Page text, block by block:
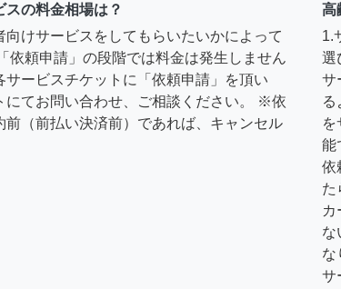
の料金相場は？
向けサービスをしてもらいたいかによって
依頼申請」の段階では料金は発生しません
サービスチケットに「依頼申請」を頂い
にてお問い合わせ、ご相談ください。 ※依
前（前払い決済前）であれば、キャンセル
高
1.
選
サ
る
を
能
依
た
カ
な
な
サ